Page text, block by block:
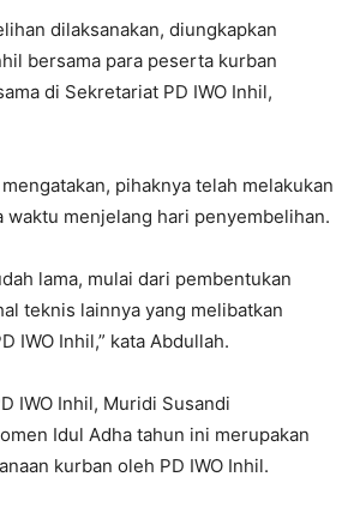
dilaksanakan, diungkapkan
bersama para peserta kurban
di Sekretariat PD IWO Inhil,
pihaknya telah melakukan
waktu menjelang hari penyembelihan.
lama, mulai dari pembentukan
teknis lainnya yang melibatkan
IWO Inhil,” kata Abdullah.
IWO Inhil, Muridi Susandi
Idul Adha tahun ini merupakan
kurban oleh PD IWO Inhil.